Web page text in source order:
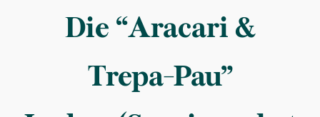
Die “Aracari &
Trepa-Pau”